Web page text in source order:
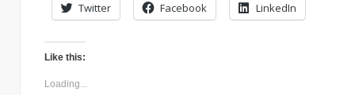
Twitter Facebook LinkedIn
Like this:
Loading...